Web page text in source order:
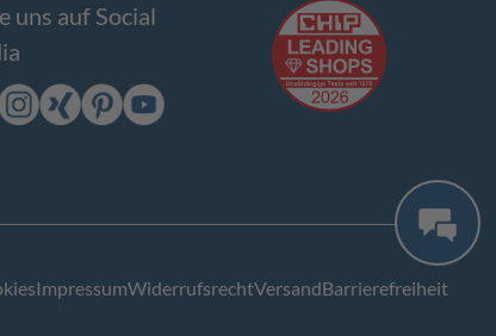
uns auf Social
ImpressumWiderrufsrechtVersandBarrierefreiheit